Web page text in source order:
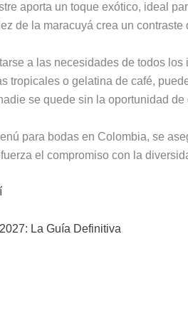
aporta un toque exótico, ideal
de la maracuyá crea un
a las necesidades de todos
tropicales o gelatina de café,
se quede sin la oportunidad
para bodas en Colombia, se
el compromiso con la
La Guía Definitiva